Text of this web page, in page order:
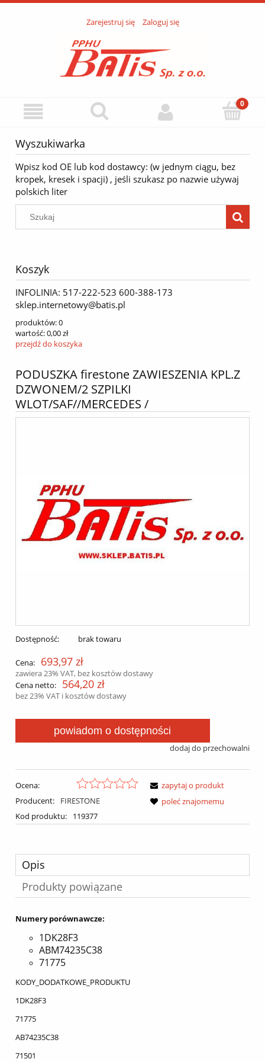
Zarejestruj się Zaloguj się
Wyszukiwarka
Wpisz kod OE lub kod dostawcy: (w jednym ciągu, bez
kropek, kresek i spacji) , jeśli szukasz po nazwie używaj
polskich liter
Koszyk
INFOLINIA: 517-222-523 600-388-173
sklep.internetowy@batis.pl
produktów:0
wartość:0,00 zł
przejdź do koszyka
PODUSZKA firestone ZAWIESZENIA KPL.Z
DZWONEM/2 SZPILKI
WLOT/SAF//MERCEDES /
Dostępność: brak towaru
Cena: 693,97 zł
zawiera 23% VAT, bez kosztów dostawy
Cena netto:
564,20 zł
bez 23% VAT i kosztów dostawy
powiadom o dostępności
dodaj do przechowalni
Ocena:
Producent:
FIRESTONE
Kod produktu:
119377
zapytaj o produkt
poleć znajomemu
Opis
Produkty powiązane
Numery porównawcze:
1DK28F3
ABM74235C38
71775
KODY_DODATKOWE_PRODUKTU
1DK28F3
71775
AB74235C38
71501